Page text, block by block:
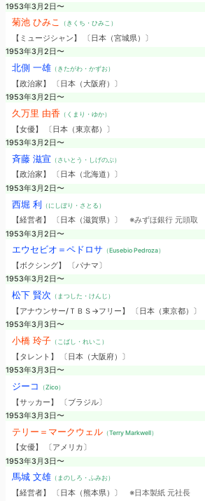
1953年3月2日〜
菊池 ひみこ （きくち・ひみこ）
【ミュージシャン】 〔日本（宮城県）〕
1953年3月2日〜
北側 一雄（きたがわ・かずお）
【政治家】 〔日本（大阪府）〕
1953年3月2日〜
久万里 由香 （くまり・ゆか）
【女優】 〔日本（東京都）〕
1953年3月2日〜
斉藤 滋宣 （さいとう・しげのぶ）
【政治家】 〔日本（北海道）〕
1953年3月2日〜
西堀 利 （にしぼり・さとる）
【経営者】 〔日本（滋賀県）〕 ※みずほ銀行 元頭取
1953年3月2日〜
エウセビオ＝ペドロサ（Eusebio Pedroza）
【ボクシング】 〔パナマ〕
1953年3月2日〜
松下 賢次 （まつした・けんじ）
【アナウンサー/ＴＢＳ→フリー】 〔日本（東京都）〕
1953年3月3日〜
小橋 玲子（こばし・れいこ）
【タレント】 〔日本（大阪府）〕
1953年3月3日〜
ジーコ （Zico）
【サッカー】 〔ブラジル〕
1953年3月3日〜
テリー＝マークウェル（Terry Markwell）
【女優】 〔アメリカ〕
1953年3月3日〜
馬城 文雄（まのしろ・ふみお）
【経営者】 〔日本（熊本県）〕 ※日本製紙 元社長